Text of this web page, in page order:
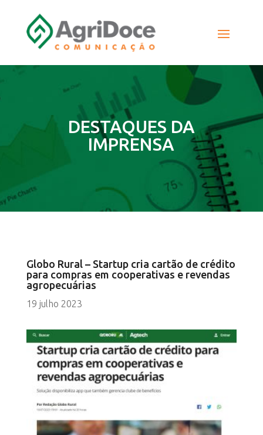
DESTAQUES DA
IMPRENSA
Globo Rural – Startup cria cartão de crédito
para compras em cooperativas e revendas
agropecuárias
19 julho 2023